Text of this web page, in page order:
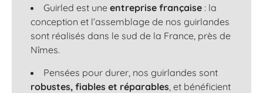
Guirled est une entreprise française : la
conception et l’assemblage de nos guirlandes
sont réalisés dans le sud de la France, près de
Nîmes.
Pensées pour durer, nos guirlandes sont
robustes, fiables et réparables, et bénéficient